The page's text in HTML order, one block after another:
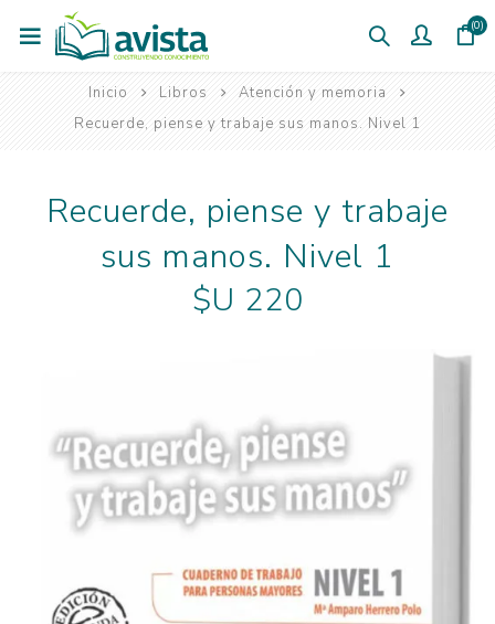
(0)
Inicio Libros
Atención y memoria
Recuerde, piense y trabaje sus manos. Nivel 1
Recuerde, piense y trabaje
sus manos. Nivel 1
$U 220